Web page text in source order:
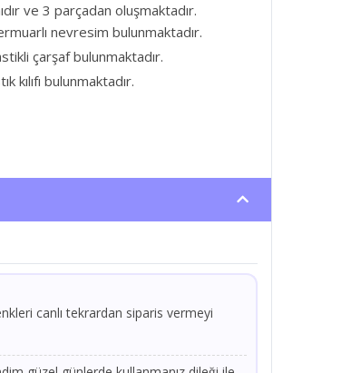
ve 3 parçadan oluşmaktadır.
nevresim bulunmaktadır.
çarşaf bulunmaktadır.
kılıfı bulunmaktadır.
canlı tekrardan siparis vermeyi